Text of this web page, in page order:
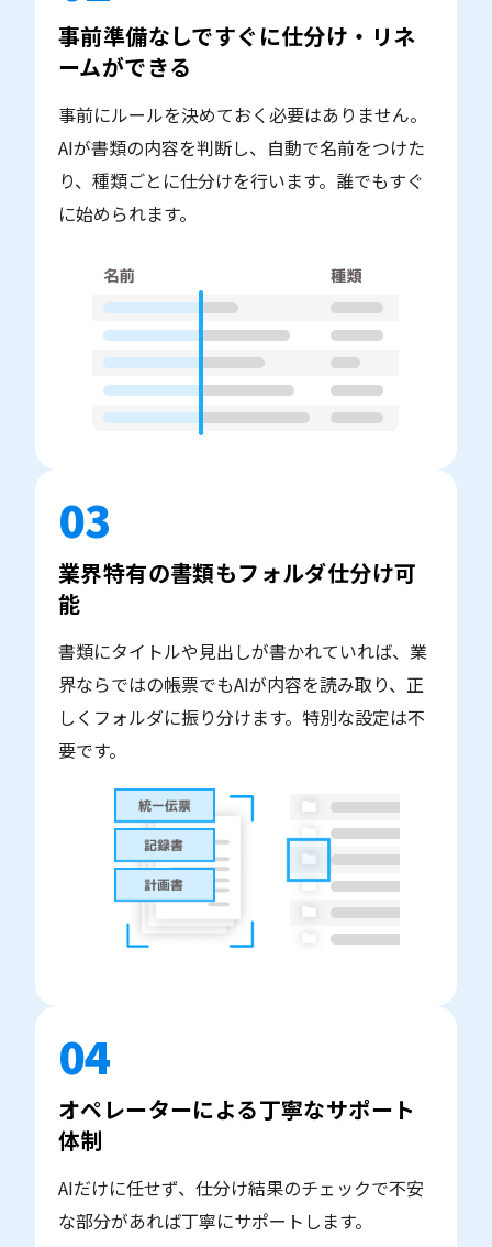
事前準備なしですぐに仕分け・リネ
ームができる
事前にルールを決めておく必要はありません。
AIが書類の内容を判断し、自動で名前をつけた
り、種類ごとに仕分けを行います。誰でもすぐ
に始められます。
03
業界特有の書類もフォルダ仕分け可
能
書類にタイトルや見出しが書かれていれば、業
界ならではの帳票でもAIが内容を読み取り、正
しくフォルダに振り分けます。特別な設定は不
要です。
04
オペレーターによる丁寧なサポート
体制
AIだけに任せず、仕分け結果のチェックで不安
な部分があれば丁寧にサポートします。